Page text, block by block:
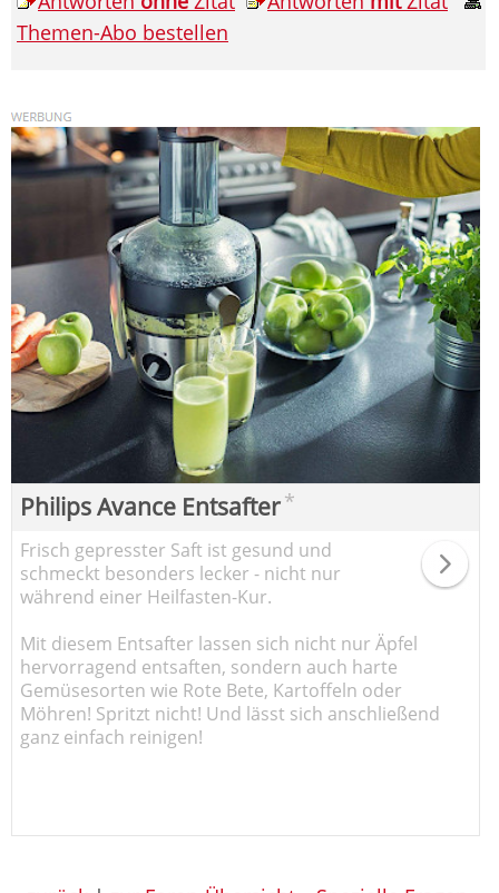
Themen-Abo bestellen
Philips Avance Entsafter*
Frisch gepresster Saft ist gesund und
schmeckt besonders lecker - nicht nur
während einer Heilfasten-Kur.
Mit diesem Entsafter lassen sich nicht nur Äpfel
hervorragend entsaften, sondern auch harte
Gemüsesorten wie Rote Bete, Kartoffeln oder
Möhren! Spritzt nicht! Und lässt sich anschließend
ganz einfach reinigen!